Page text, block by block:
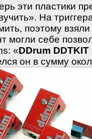
эти пластики
На
поэтому
могли себе
«DDrum
он в сумму